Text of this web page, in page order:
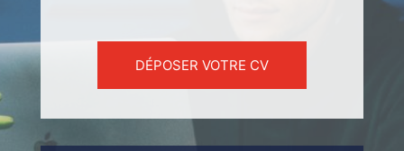
Veuillez laisser ce champ vide.